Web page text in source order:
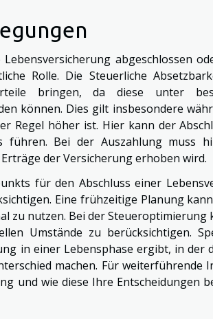
abgeschlossen
Rolle. Die Steuerliche
bringen, da diese unter
können. Dies gilt insbesondere
Regel höher ist. Hier kann der
führen. Bei der Auszahlung muss
der Versicherung erhoben wird.
für den Abschluss einer
Eine frühzeitige Planung
zu nutzen. Bei der Steueroptimierung
Umstände zu berücksichtigen.
in einer Lebensphase ergibt, in der
machen. Für weiterführende
und wie diese Ihre Entscheidungen